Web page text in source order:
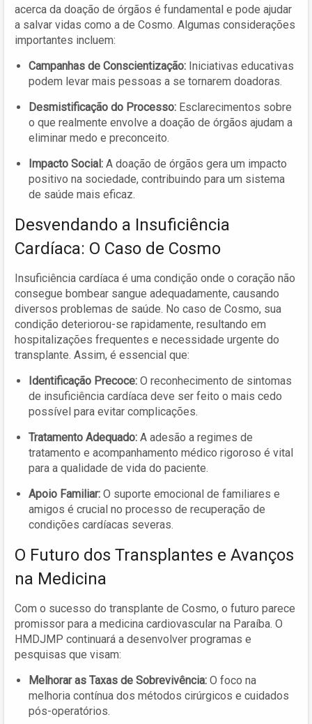
acerca da doação de órgãos é fundamental e pode ajudar
a salvar vidas como a de Cosmo. Algumas considerações
importantes incluem:
Campanhas de Conscientização: Iniciativas educativas
podem levar mais pessoas a se tornarem doadoras.
Desmistificação do Processo: Esclarecimentos sobre
o que realmente envolve a doação de órgãos ajudam a
eliminar medo e preconceito.
Impacto Social: A doação de órgãos gera um impacto
positivo na sociedade, contribuindo para um sistema
de saúde mais eficaz.
Desvendando a Insuficiência
Cardíaca: O Caso de Cosmo
Insuficiência cardíaca é uma condição onde o coração não
consegue bombear sangue adequadamente, causando
diversos problemas de saúde. No caso de Cosmo, sua
condição deteriorou-se rapidamente, resultando em
hospitalizações frequentes e necessidade urgente do
transplante. Assim, é essencial que:
Identificação Precoce: O reconhecimento de sintomas
de insuficiência cardíaca deve ser feito o mais cedo
possível para evitar complicações.
Tratamento Adequado: A adesão a regimes de
tratamento e acompanhamento médico rigoroso é vital
para a qualidade de vida do paciente.
Apoio Familiar: O suporte emocional de familiares e
amigos é crucial no processo de recuperação de
condições cardíacas severas.
O Futuro dos Transplantes e Avanços
na Medicina
Com o sucesso do transplante de Cosmo, o futuro parece
promissor para a medicina cardiovascular na Paraíba. O
HMDJMP continuará a desenvolver programas e
pesquisas que visam:
Melhorar as Taxas de Sobrevivência: O foco na
melhoria contínua dos métodos cirúrgicos e cuidados
pós-operatórios.